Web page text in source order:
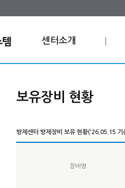
센터소개
보유장비 현황
방제센터 방제장비 보유 현황('26.05.15 기
장비명